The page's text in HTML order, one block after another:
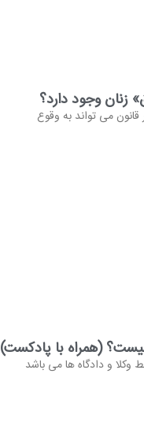
زنان وجود دارد؟
قانون می تواند به وقوع
(همراه با پادکست)
وکلا و دادگاه ها می باشد